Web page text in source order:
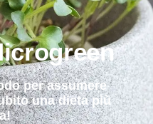
per assumere
una dieta più